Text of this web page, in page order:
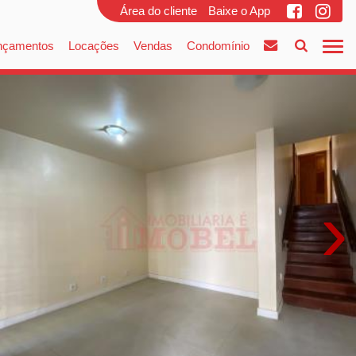
Área do cliente Baixe o App
Locações Vendas Condomínio
›